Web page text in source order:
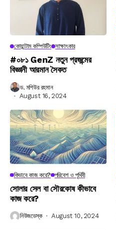
কোয়ান্টাম কম্পিউটিং সাক্ষাৎকার
#০৮১ GenZ নতুন প্রজন্মের
বিজ্ঞানী আরমান সৈকত
ড. মশিউর রহমান
August 16, 2024
কিভাবে কাজ করে? পরিবেশ ও পৃথিবী
সোলার সেল বা সৌরকোষ কীভাবে
কাজ করে?
নিউজডেস্ক August 10, 2024